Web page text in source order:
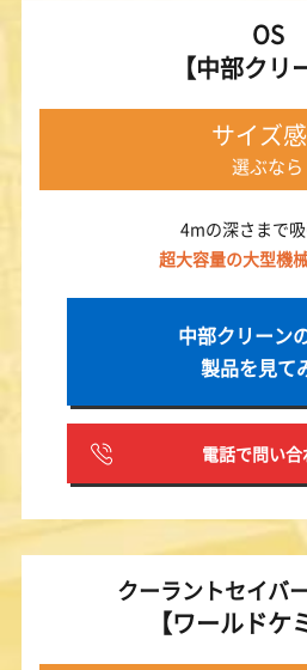
OS
【中部クリ
サイズ感
選ぶなら
4mの深さまで
超大容量の大型機
中部クリーン
製品を見て
電話で問い合
クーラントセイバ
【ワールドケ